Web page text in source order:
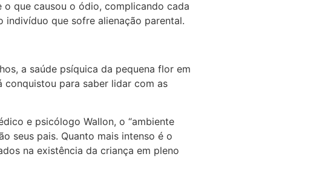
que causou o ódio, complicando cada
que sofre alienação parental.
a saúde psíquica da pequena flor em
para saber lidar com as
e psicólogo Wallon, o “ambiente
seus pais. Quanto mais intenso é o
na existência da criança em pleno